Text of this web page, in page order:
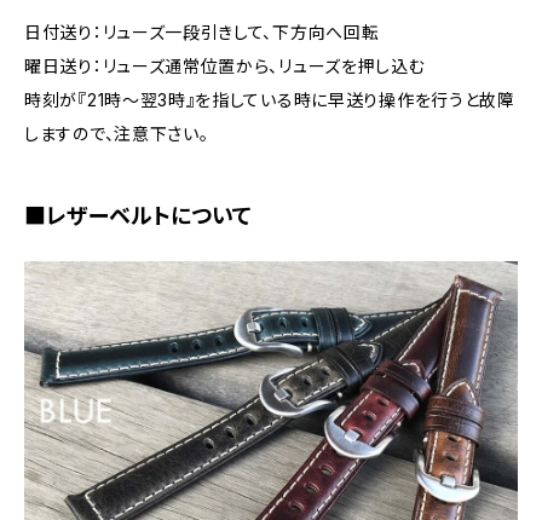
日付送り：リューズ一段引きして、下方向へ回転
曜日送り：リューズ通常位置から、リューズを押し込む
時刻が『21時～翌3時』を指している時に早送り操作を行うと故障
しますので、注意下さい。
■レザーベルトについて